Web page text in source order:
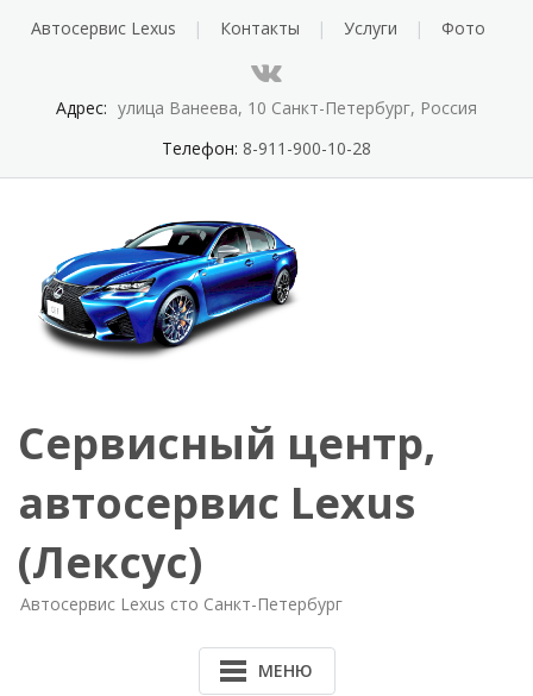
Автосервис Lexus Контакты Услуги Фото
Адрес: улица Ванеева, 10 Санкт-Петербург, Россия
Телефон: 8-911-900-10-28
Сервисный центр,
автосервис Lexus
(Лексус)
Автосервис Lexus сто Санкт-Петербург
МЕНЮ